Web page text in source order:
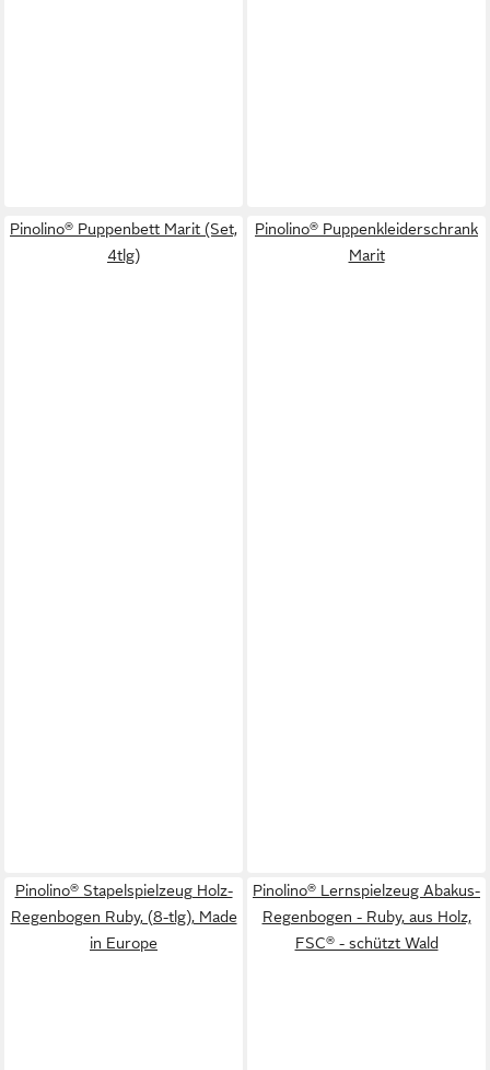
Pinolino® Puppenbett Marit (Set,
4tlg)
Pinolino® Puppenkleiderschrank
Marit
Pinolino® Stapelspielzeug Holz-
Regenbogen Ruby, (8-tlg), Made
in Europe
Pinolino® Lernspielzeug Abakus-
Regenbogen - Ruby, aus Holz,
FSC® - schützt Wald